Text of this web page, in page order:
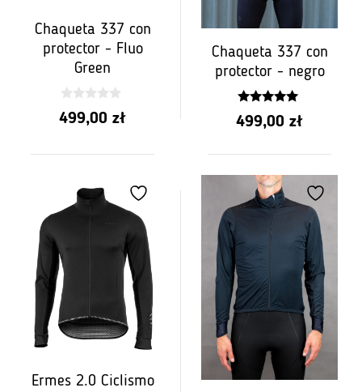
Chaqueta 337 con
protector - Fluo
Green
0
z
499,00 zł
Chaqueta 337 con
protector - negro
5.00
z 5
499,00 zł
Ermes 2.0 Ciclismo